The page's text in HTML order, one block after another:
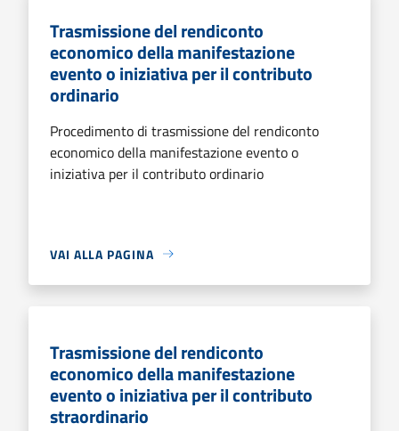
Trasmissione del rendiconto
economico della manifestazione
evento o iniziativa per il contributo
ordinario
Procedimento di trasmissione del rendiconto
economico della manifestazione evento o
iniziativa per il contributo ordinario
VAI ALLA PAGINA
Trasmissione del rendiconto
economico della manifestazione
evento o iniziativa per il contributo
straordinario